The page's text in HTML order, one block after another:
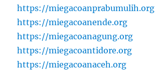
https://miegacoanprabumulih.org
https://miegacoanende.org
https://miegacoanagung.org
https://miegacoantidore.org
https://miegacoanaceh.org